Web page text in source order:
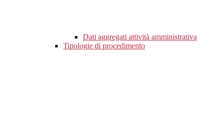
Dati aggregati attività amministrativa
Tipologie di procedimento